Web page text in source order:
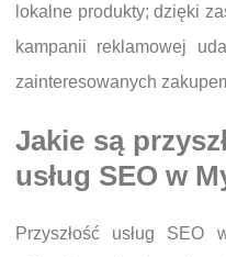
lokalne produkty; dzięki
kampanii reklamowej
zainteresowanych
Jakie są
usług SEO w
Przyszłość usług SEO